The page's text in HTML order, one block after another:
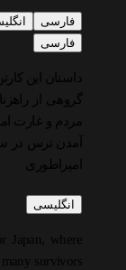
فارسی
فارسی
داستان این
گروهی از
مردم و غارت
آمدن ترس در
امپراطوری
انگلیسی
Japan, where
survivors